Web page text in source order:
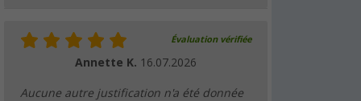
Évaluation vérifiée
Annette K. 16.07.2026
Aucune autre justification n'a été donnée